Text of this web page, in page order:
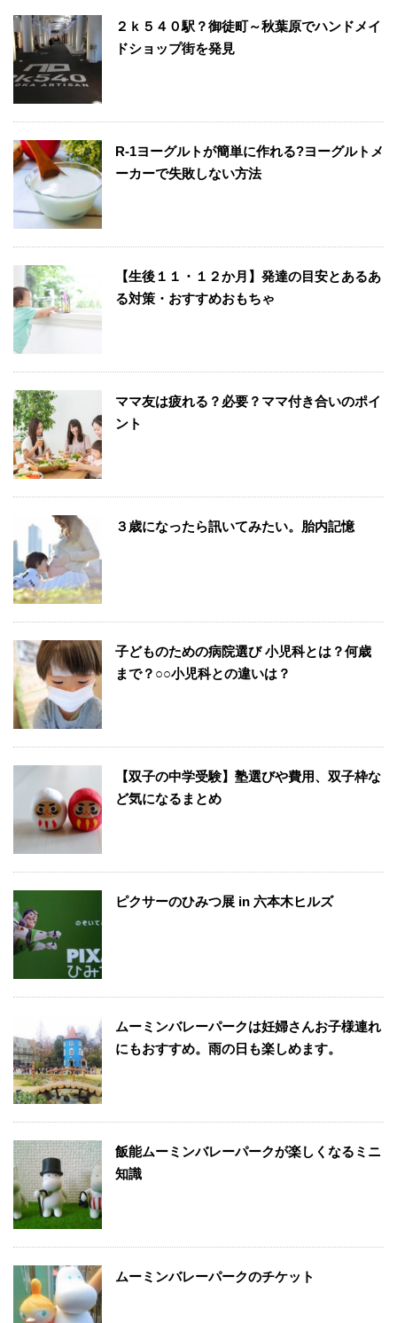
２ｋ５４０駅？御徒町～秋葉原でハンドメイ
ドショップ街を発見
R-1ヨーグルトが簡単に作れる?ヨーグルトメ
ーカーで失敗しない方法
【生後１１・１２か月】発達の目安とあるあ
る対策・おすすめおもちゃ
ママ友は疲れる？必要？ママ付き合いのポイ
ント
３歳になったら訊いてみたい。胎内記憶
子どものための病院選び 小児科とは？何歳
まで？○○小児科との違いは？
【双子の中学受験】塾選びや費用、双子枠な
ど気になるまとめ
ピクサーのひみつ展 in 六本木ヒルズ
ムーミンバレーパークは妊婦さんお子様連れ
にもおすすめ。雨の日も楽しめます。
飯能ムーミンバレーパークが楽しくなるミニ
知識
ムーミンバレーパークのチケット